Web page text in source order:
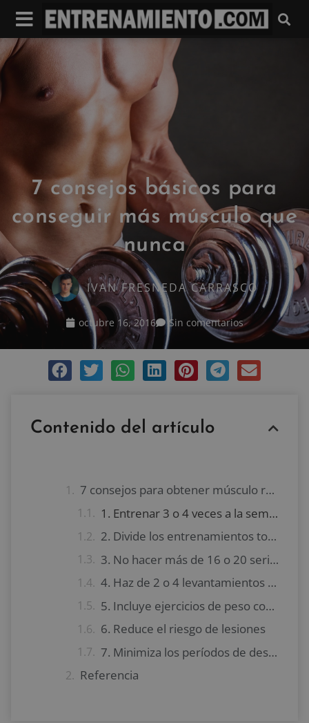
7 consejos básicos para
conseguir más músculo que
nunca
IVAN FRESNEDA CARRASCO
octubre 16, 2016 Sin comentarios
Contenido del artículo
7 consejos para obtener músculo rápidamente
1. Entrenar 3 o 4 veces a la semana
2. Divide los entrenamientos torso-pierna
3. No hacer más de 16 o 20 series por cada día de entrenamiento
4. Haz de 2 o 4 levantamientos pesados por semana con barra
5. Incluye ejercicios de peso corporal
6. Reduce el riesgo de lesiones
7. Minimiza los períodos de descanso
Referencia